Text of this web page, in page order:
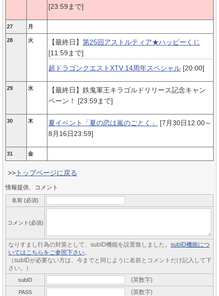
[23:59まで]
27 月
28 火 【最終日】 第25回アストルティア★ハッピーくじ
[11:59まで]
超ドラゴンクエストXTV 14周年スペシャル [20:00]
29 水
【最終日】鉄鬼軍王キラゴルドリリース記念キャン
ペーン！ [23:59まで]
30 木 夏イベント「夏の恋は嵐のごとく」
[7月30日12:00～
8月16日23:59]
31 金
>> トップページに戻る
情報提供、コメント
名前 (必須)
コメント(必須)
なりすまし行為の対策として、subID機能を設置致しました。 subID機能につ
いてはこちらをご参照下さい。
（subIDが必要ない方は、今までと同じように名前とコメントだけ記入して下
さい。）
subID (英数字)
PASS (英数字)